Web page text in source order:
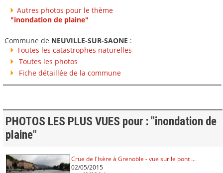
Autres photos pour le thème
"inondation de plaine"
Commune de NEUVILLE-SUR-SAONE :
Toutes les catastrophes naturelles
Toutes les photos
Fiche détaillée de la commune
PHOTOS LES PLUS VUES pour : "inondation de
plaine"
Crue de l'Isère à Grenoble - vue sur le pont ...
02/05/2015